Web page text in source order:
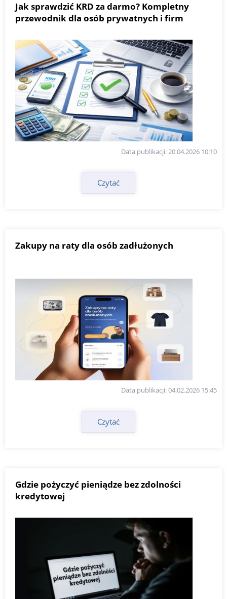
Jak sprawdzić KRD za darmo? Kompletny
przewodnik dla osób prywatnych i firm
Data publikacji: 20.04.2026 10:10
Czytać
Zakupy na raty dla osób zadłużonych
Data publikacji: 04.02.2026 15:45
Czytać
Gdzie pożyczyć pieniądze bez zdolności
kredytowej